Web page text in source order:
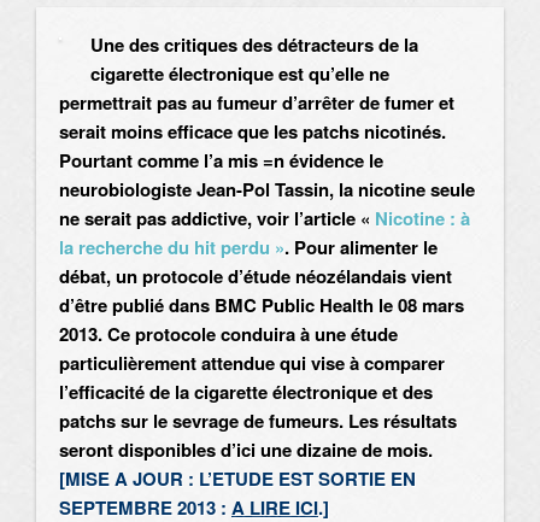
Une des critiques des détracteurs de la
cigarette électronique est qu’elle ne
permettrait pas au fumeur d’arrêter de fumer et
serait moins efficace que les patchs nicotinés.
Pourtant comme l’a mis =n évidence le
neurobiologiste Jean-Pol Tassin, la nicotine seule
ne serait pas addictive, voir l’article « Nicotine : à
la recherche du hit perdu ». Pour alimenter le
débat, un protocole d’étude néozélandais vient
d’être publié dans BMC Public Health le 08 mars
2013. Ce protocole conduira à une étude
particulièrement attendue qui vise à comparer
l’efficacité de la cigarette électronique et des
patchs sur le sevrage de fumeurs. Les résultats
seront disponibles d’ici une dizaine de mois.
[MISE A JOUR : L’ETUDE EST SORTIE EN
SEPTEMBRE 2013 : A LIRE ICI.]